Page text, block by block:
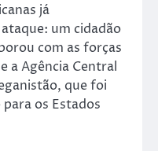
já
um cidadão
com as forças
a Agência Central
que foi
os Estados